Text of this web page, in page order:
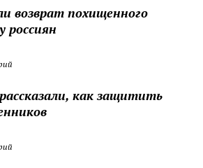
возврат похищенного
россиян
как защитить